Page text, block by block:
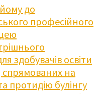
до
професійного
здобувачів освіти
спрямованих на
протидію булінгу